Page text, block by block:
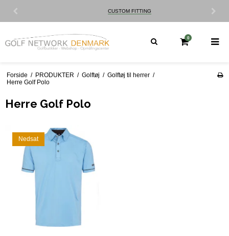
CUSTOM FITTING
0
Forside / PRODUKTER / Golftøj / Golftøj til herrer /
Herre Golf Polo
Herre Golf Polo
Nedsat